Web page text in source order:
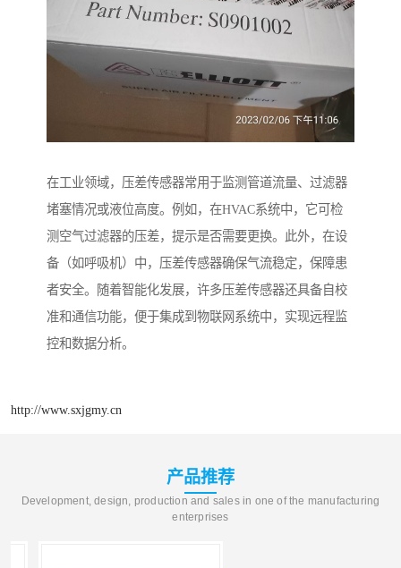
在工业领域，压差传感器常用于监测管道流量、过滤器
堵塞情况或液位高度。例如，在HVAC系统中，它可检
测空气过滤器的压差，提示是否需要更换。此外，在设
备（如呼吸机）中，压差传感器确保气流稳定，保障患
者安全。随着智能化发展，许多压差传感器还具备自校
准和通信功能，便于集成到物联网系统中，实现远程监
控和数据分析。
http://www.sxjgmy.cn
产品推荐
Development, design, production and sales in one of the manufacturing
enterprises